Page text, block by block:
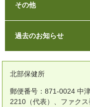
その他
過去のお知らせ
北部保健所
郵便番号：871-0024 中
2210（代表）、ファク